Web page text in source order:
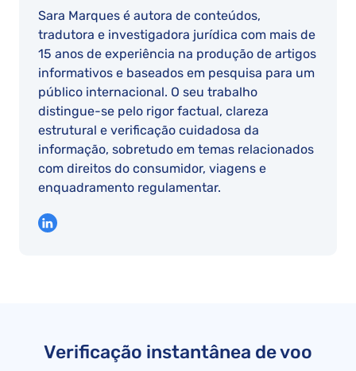
Sara Marques é autora de conteúdos,
tradutora e investigadora jurídica com mais de
15 anos de experiência na produção de artigos
informativos e baseados em pesquisa para um
público internacional. O seu trabalho
distingue-se pelo rigor factual, clareza
estrutural e verificação cuidadosa da
informação, sobretudo em temas relacionados
com direitos do consumidor, viagens e
enquadramento regulamentar.
Verificação instantânea de voo